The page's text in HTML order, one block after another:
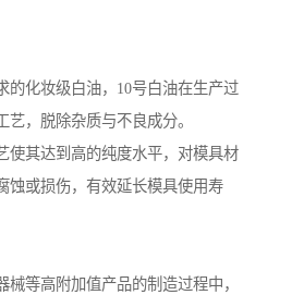
的化妆级白油，10号白油在生产过
艺，脱除杂质与不良成分。
使其达到高的纯度水平，对模具材
蚀或损伤，有效延长模具使用寿
械等高附加值产品的制造过程中，